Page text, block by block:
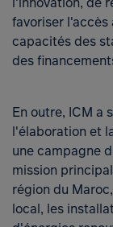
favoriser l'accès
capacités des
des
En outre, ICM a
l'élaboration et
une campagne
mission
région du
local, les